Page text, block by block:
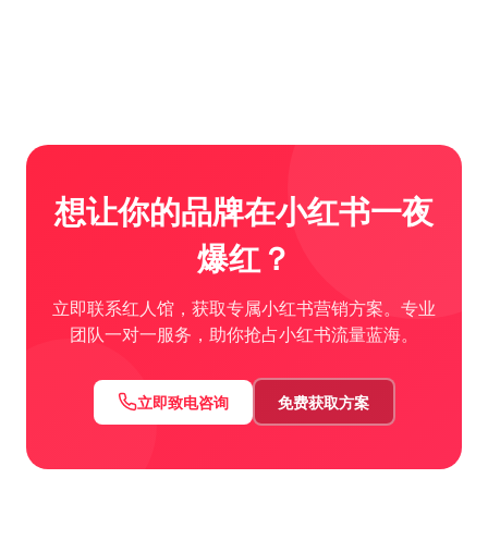
想让你的品牌在小红书一夜
爆红？
立即联系红人馆，获取专属小红书营销方案。专业
团队一对一服务，助你抢占小红书流量蓝海。
立即致电咨询 免费获取方案